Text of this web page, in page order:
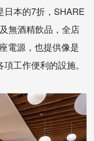
日本的7折，SHARE
無酒精飲品，全店
電源，也提供像是
工作便利的設施。